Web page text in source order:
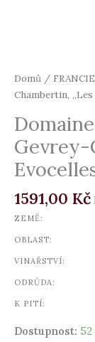
Domů / FRANCIE
Chambertin, „Les
Gevrey-
1591,00 Kč
ZEMĚ:
OBLAST:
VINAŘSTVÍ:
ODRŮDA:
K PITÍ:
Dostupnost: 52